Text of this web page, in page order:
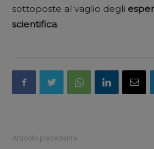
sottoposte al vaglio degli
scientifica.
Articolo precedente